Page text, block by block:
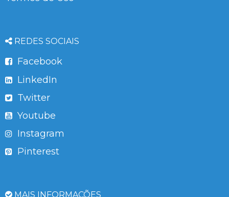
REDES SOCIAIS
Facebook
LinkedIn
Twitter
Youtube
Instagram
Pinterest
MAIS INFORMAÇÕES